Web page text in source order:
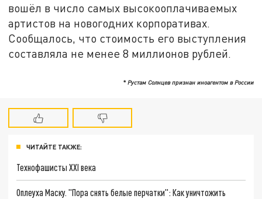
вошёл в число самых высокооплачиваемых
артистов на новогодних корпоративах.
Сообщалось, что стоимость его выступления
составляла не менее 8 миллионов рублей.
* Рустам Солнцев признан иноагентом в России
ЧИТАЙТЕ ТАКЖЕ:
Технофашисты XXI века
Оплеуха Маску. "Пора снять белые перчатки": Как уничтожить